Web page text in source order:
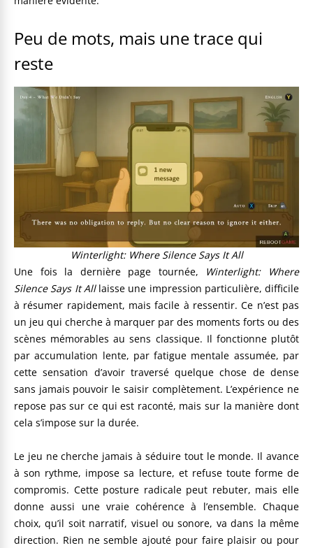
Peu de mots, mais une trace qui
reste
Winterlight: Where Silence Says It All
Une fois la dernière page tournée, Winterlight: Where
Silence Says It Alllaisse une impression particulière, difficile
à résumer rapidement, mais facile à ressentir. Ce n’est pas
un jeu qui cherche à marquer par des moments forts ou des
scènes mémorables au sens classique. Il fonctionne plutôt
par accumulation lente, par fatigue mentale assumée, par
cette sensation d’avoir traversé quelque chose de dense
sans jamais pouvoir le saisir complètement. L’expérience ne
repose pas sur ce qui est raconté, mais sur la manière dont
cela s’impose sur la durée.
Le jeu ne cherche jamais à séduire tout le monde. Il avance
à son rythme, impose sa lecture, et refuse toute forme de
compromis. Cette posture radicale peut rebuter, mais elle
donne aussi une vraie cohérence à l’ensemble. Chaque
choix, qu’il soit narratif, visuel ou sonore, va dans la même
direction. Rien ne semble ajouté pour faire plaisir ou pour